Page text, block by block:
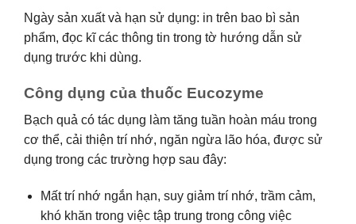
Ngày sản xuất và hạn sử dụng: in trên bao bì sản
phẩm, đọc kĩ các thông tin trong tờ hướng dẫn sử
dụng trước khi dùng.
Công dụng của thuốc Eucozyme
Bạch quả có tác dụng làm tăng tuần hoàn máu trong
cơ thể, cải thiện trí nhớ, ngăn ngừa lão hóa, được sử
dụng trong các trường hợp sau đây:
Mất trí nhớ ngắn hạn, suy giảm trí nhớ, trầm cảm,
khó khăn trong việc tập trung trong công việc